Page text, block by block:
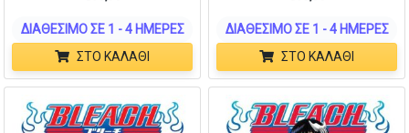
ΔΙΑΘΈΣΙΜΟ ΣΕ 1 - 4 ΗΜΈΡΕΣ
ΣΤΟ ΚΑΛΆΘΙ
ΔΙΑΘΈΣΙΜΟ ΣΕ 1 - 4 ΗΜΈΡΕΣ
ΣΤΟ ΚΑΛΆΘΙ